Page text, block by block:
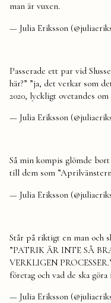
man är vuxen.
— Julia Eriksson
Passerade ett par vid
här?” ”ja, det verkar som
2020, lyckligt ovetandes om
— Julia Eriksson
Så min kompis glömde
till dem som
— Julia Eriksson
Står på riktigt en man och
”PATRIK ÄR INTE SÅ
VERKLIGEN
företag och vad de ska göra
— Julia Eriksson